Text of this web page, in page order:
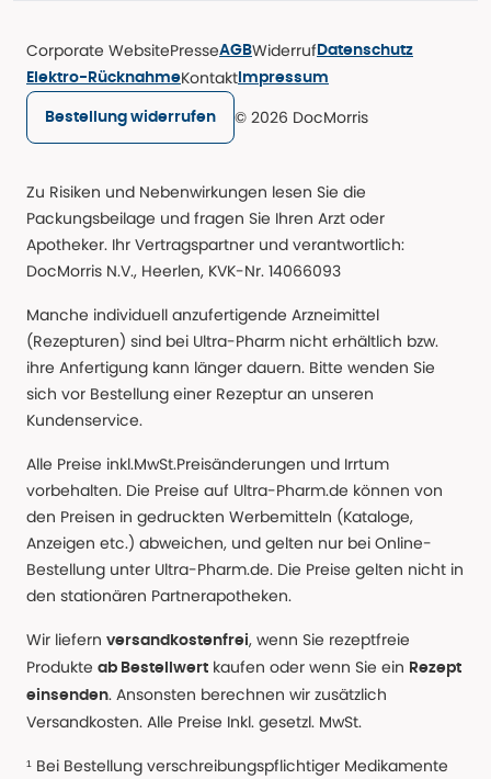
Corporate WebsitePresseAGBWiderruf Datenschutz
Elektro-RücknahmeKontakt Impressum
Bestellung widerrufen © 2026 DocMorris
Zu Risiken und Nebenwirkungen lesen Sie die
Packungsbeilage und fragen Sie Ihren Arzt oder
Apotheker. Ihr Vertragspartner und verantwortlich:
DocMorris N.V., Heerlen, KVK-Nr. 14066093
Manche individuell anzufertigende Arzneimittel
(Rezepturen) sind bei Ultra-Pharm nicht erhältlich bzw.
ihre Anfertigung kann länger dauern. Bitte wenden Sie
sich vor Bestellung einer Rezeptur an unseren
Kundenservice.
Alle Preise inkl.MwSt.Preisänderungen und Irrtum
vorbehalten. Die Preise auf Ultra-Pharm.de können von
den Preisen in gedruckten Werbemitteln (Kataloge,
Anzeigen etc.) abweichen, und gelten nur bei Online-
Bestellung unter Ultra-Pharm.de. Die Preise gelten nicht in
den stationären Partnerapotheken.
Wir liefern versandkostenfrei, wenn Sie rezeptfreie
Produkte ab Bestellwert kaufen oder wenn Sie ein Rezept
einsenden. Ansonsten berechnen wir zusätzlich
Versandkosten. Alle Preise Inkl. gesetzl. MwSt.
¹ Bei Bestellung verschreibungspflichtiger Medikamente